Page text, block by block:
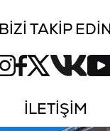
BİZİ TAKİP EDİN
İLETİŞİM